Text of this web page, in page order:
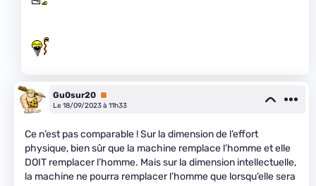
Gu0sur20 Premium
Le 18/09/2023 à 11h33
Ce n’est pas comparable ! Sur la dimension de l’effort
physique, bien sûr que la machine remplace l’homme et elle
DOIT remplacer l’homme. Mais sur la dimension intellectuelle,
la machine ne pourra remplacer l’homme que lorsqu’elle sera